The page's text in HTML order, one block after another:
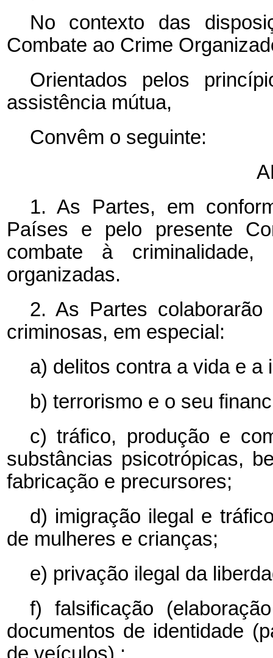
No contexto das
Combate ao Crime
Orientados pelos
assistência mútua,
Convêm o seguinte:
1. As Partes, em
Países e pelo presente
combate à
organizadas.
2. As Partes
criminosas, em especial:
a) delitos contra a vida e a
b) terrorismo e o seu
c) tráfico, produção e
substâncias psicotrópicas,
fabricação e precursores;
d) imigração ilegal e
de mulheres e crianças;
e) privação ilegal da
f) falsificação
documentos de identidade